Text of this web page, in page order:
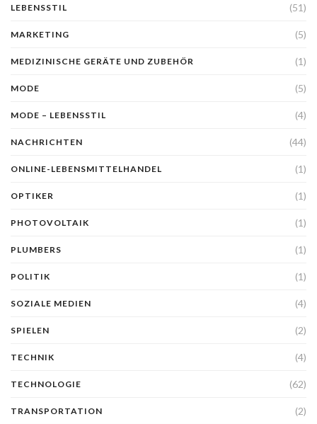
LEBENSSTIL (51)
MARKETING (5)
MEDIZINISCHE GERÄTE UND ZUBEHÖR (1)
MODE (5)
MODE – LEBENSSTIL (4)
NACHRICHTEN (44)
ONLINE-LEBENSMITTELHANDEL (1)
OPTIKER (1)
PHOTOVOLTAIK (1)
PLUMBERS (1)
POLITIK (1)
SOZIALE MEDIEN (4)
SPIELEN (2)
TECHNIK (4)
TECHNOLOGIE (62)
TRANSPORTATION (2)